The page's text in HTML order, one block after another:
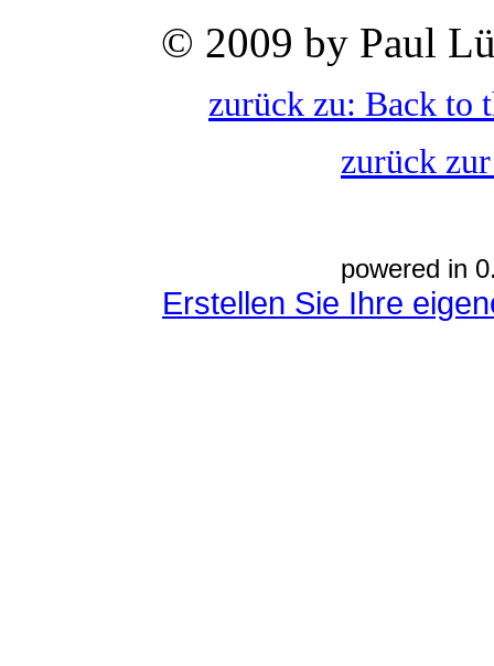
© 2009 by Paul
zurück zu: Back to
zurück
powered in
Erstellen Sie Ihre